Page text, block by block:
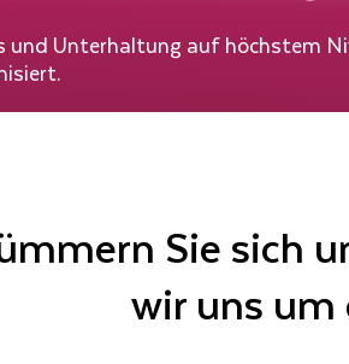
Unterhaltung auf höchstem
Sie sich
wir uns um